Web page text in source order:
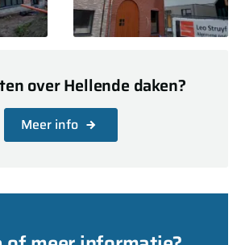
over Hellende daken?
Meer info